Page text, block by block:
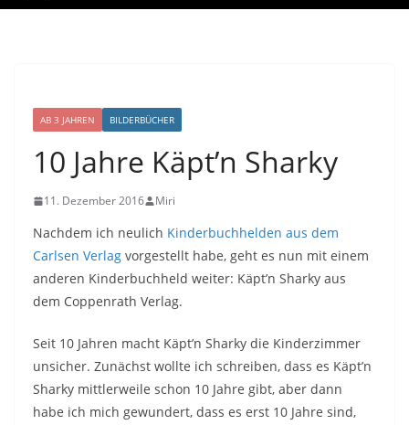
AB 3 JAHREN BILDERBÜCHER
10 Jahre Käpt’n Sharky
11. Dezember 2016 Miri
Nachdem ich neulich Kinderbuchhelden aus dem
Carlsen Verlag vorgestellt habe, geht es nun mit einem
anderen Kinderbuchheld weiter: Käpt’n Sharky aus
dem Coppenrath Verlag.
Seit 10 Jahren macht Käpt’n Sharky die Kinderzimmer
unsicher. Zunächst wollte ich schreiben, dass es Käpt’n
Sharky mittlerweile schon 10 Jahre gibt, aber dann
habe ich mich gewundert, dass es erst 10 Jahre sind,